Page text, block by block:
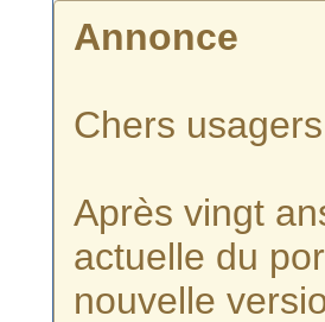
Annonce
Chers
Après vingt
actuelle du
nouvelle